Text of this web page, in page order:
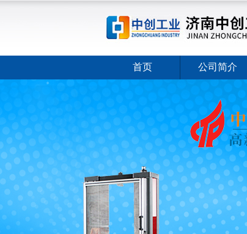
首页 公司简介